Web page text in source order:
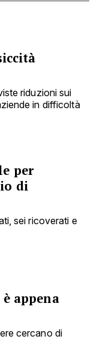
riduzioni sui
in difficoltà
per
di
sei ricoverati e
appena
cercano di